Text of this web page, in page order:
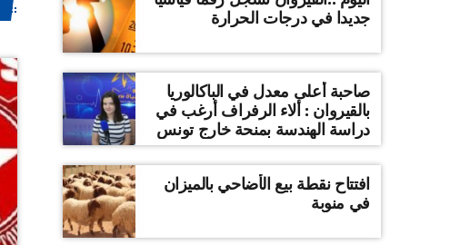
جديدا في درجات الحرارة
صاحبة أعلى معدل في الباكالوريا
بالقيروان : ألاء الرفراف أرغب في
دراسة الهندسة بمنحة خارج تونس
افتتاح نقطة بيع الأضاحي بالميزان
في منوبة